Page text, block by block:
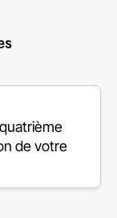
de votre